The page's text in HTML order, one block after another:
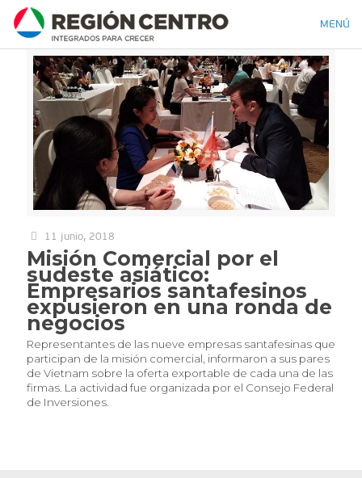
MENÚ
11 junio, 2018
Misión Comercial por el
sudeste asiático:
Empresarios santafesinos
expusieron en una ronda de
negocios
Representantes de las nueve empresas santafesinas que
participan de la misión comercial, informaron a sus pares
de Vietnam sobre la oferta exportable de cada una de las
firmas. La actividad fue organizada por el Consejo Federal
de Inversiones.